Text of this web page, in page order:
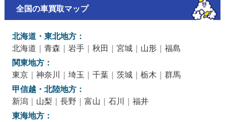
全国の車買取マップ
北海道・東北地方：
北海道 ｜ 青森 ｜ 岩手｜ 秋田 ｜ 宮城｜ 山形｜ 福島
関東地方：
東京｜ 神奈川 ｜ 埼玉 ｜ 千葉｜ 茨城｜ 栃木 ｜ 群馬
甲信越・北陸地方：
新潟 ｜ 山梨 ｜ 長野 ｜ 富山 ｜ 石川 ｜ 福井
東海地方：